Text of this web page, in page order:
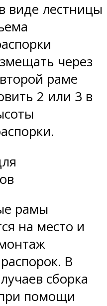
виде лестницы
через
раме
2 или 3 в
рамы
на место и
В
сборка
помощи